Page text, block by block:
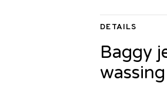
DETAILS
Baggy